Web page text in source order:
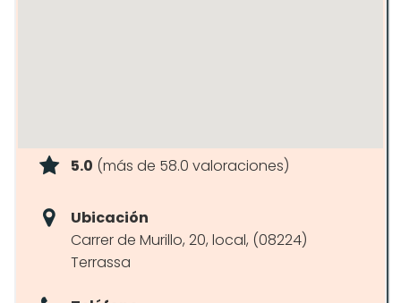
5.0 (más de 58.0 valoraciones)
Ubicación
Carrer de Murillo, 20, local, (08224)
Terrassa